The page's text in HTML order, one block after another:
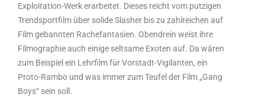
Exploitation-Werk erarbeitet. Dieses reicht vom putzigen
Trendsportfilm über solide Slasher bis zu zahlreichen auf
Film gebannten Rachefantasien. Obendrein weist ihre
Filmographie auch einige seltsame Exoten auf. Da wären
zum Beispiel ein Lehrfilm für Vorstadt-Vigilanten, ein
Proto-Rambo und was immer zum Teufel der Film „Gang
Boys“ sein soll.